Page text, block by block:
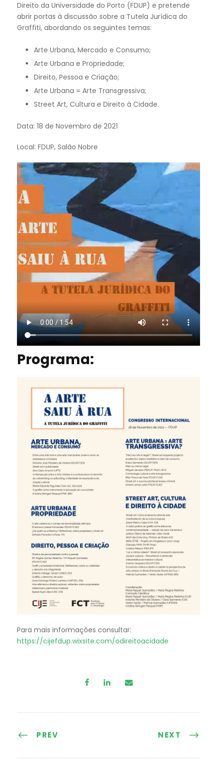
Direito da Universidade do Porto (FDUP) e pretende
abrir portas à discussão sobre a Tutela Jurídica do
Graffiti, abordando os seguintes temas:
Arte Urbana, Mercado e Consumo;
Arte Urbana e Propriedade;
Direito, Pessoa e Criação;
Arte Urbana = Arte Transgressiva;
Street Art, Cultura e Direito à Cidade.
Data: 18 de Novembro de 2021
Local: FDUP, Salão Nobre
Programa:
Para mais informações consultar:
https://cijefdup.wixsite.com/odireitoacidade
PREV NEXT